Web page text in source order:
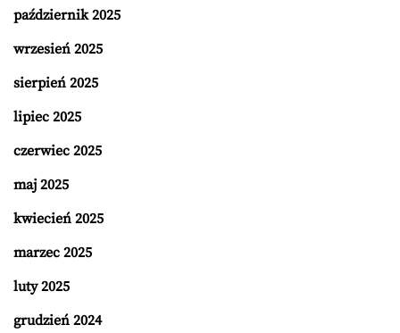
październik 2025
wrzesień 2025
sierpień 2025
lipiec 2025
czerwiec 2025
maj 2025
kwiecień 2025
marzec 2025
luty 2025
grudzień 2024